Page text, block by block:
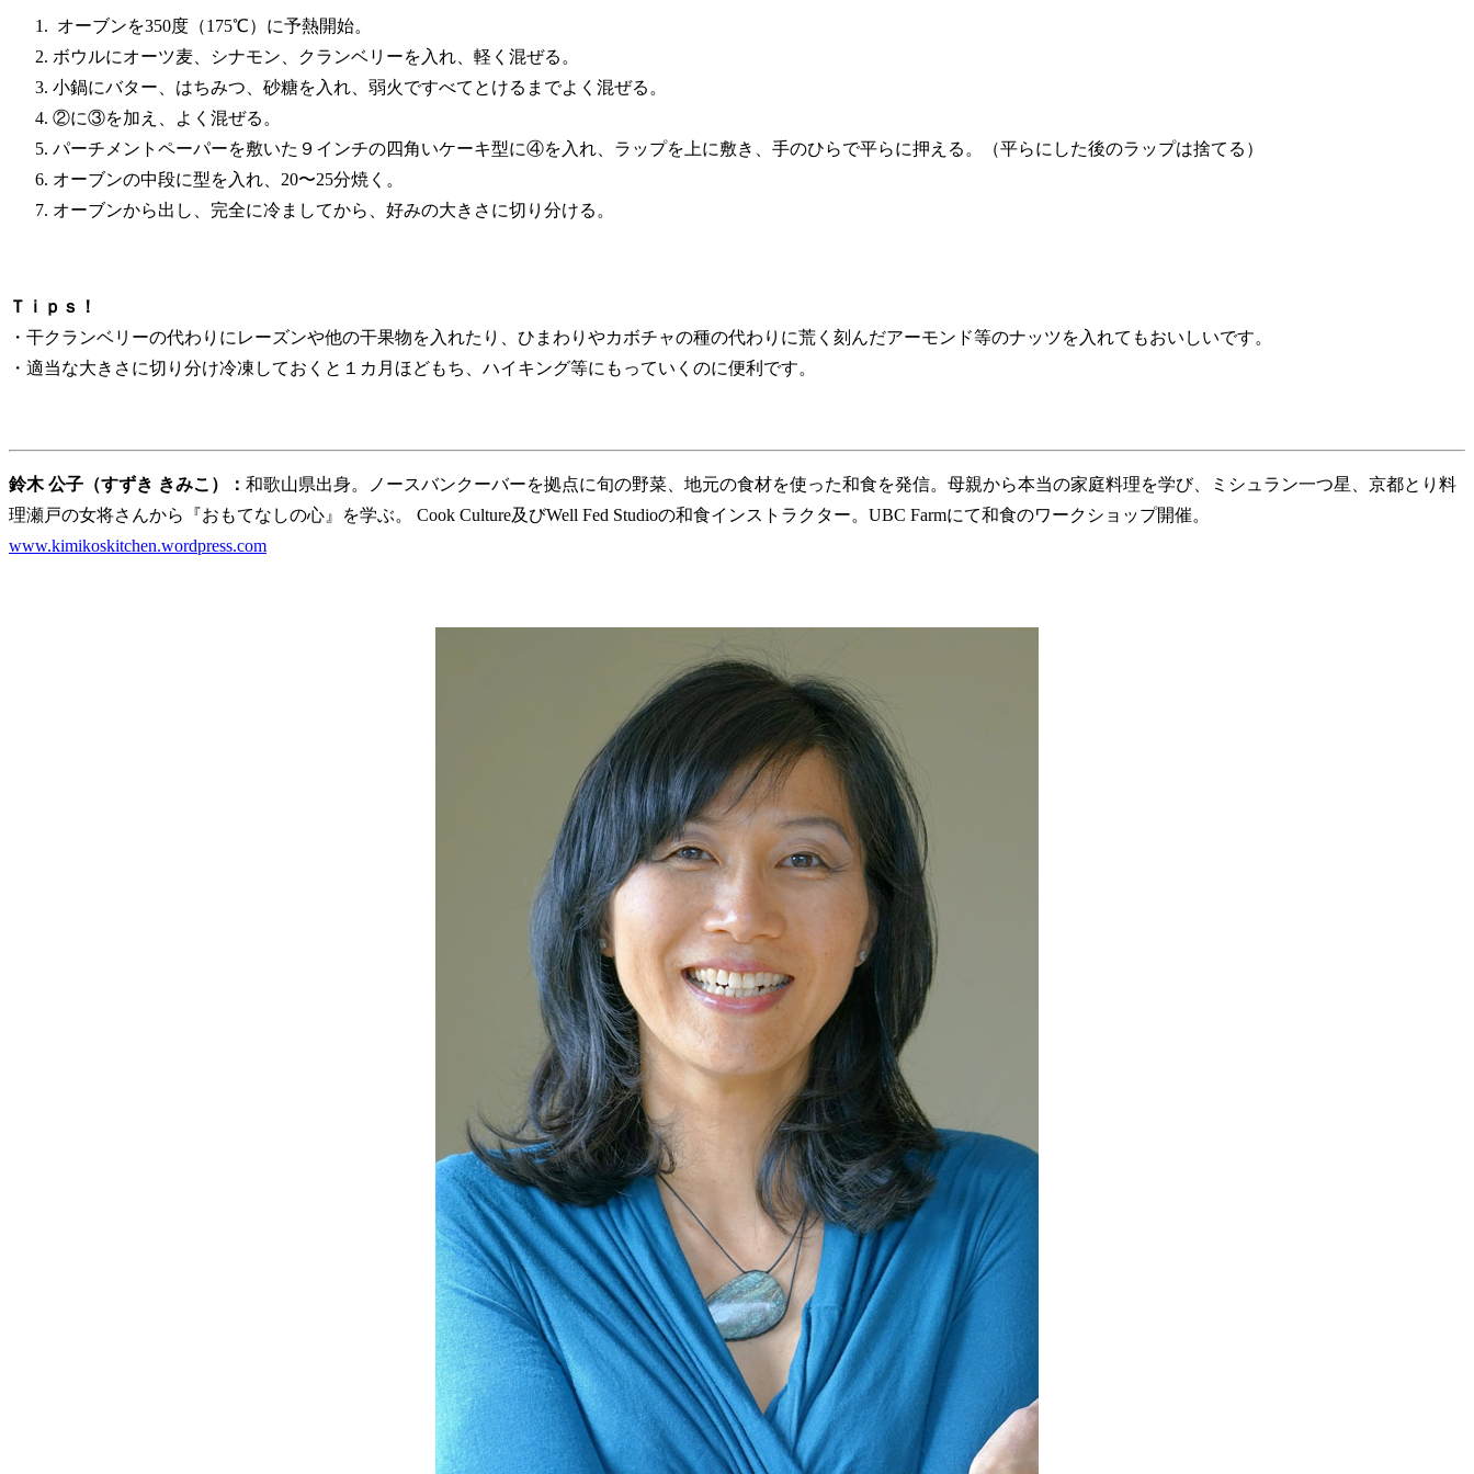
オーブンを350度（175℃）に予熱開始。
ボウルにオーツ麦、シナモン、クランベリーを入れ、軽く混ぜる。
小鍋にバター、はちみつ、砂糖を入れ、弱火ですべてとけるまでよく混ぜる。
②に③を加え、よく混ぜる。
パーチメントペーパーを敷いた９インチの四角いケーキ型に④を入れ、ラップを上に敷き、手のひらで平らに押える。（平らにした後のラップは捨てる）
オーブンの中段に型を入れ、20〜25分焼く。
オーブンから出し、完全に冷ましてから、好みの大きさに切り分ける。
Ｔｉｐｓ！
・干クランベリーの代わりにレーズンや他の干果物を入れたり、ひまわりやカボチャの種の代わりに荒く刻んだアーモンド等のナッツを入れてもおいしいです。
・適当な大きさに切り分け冷凍しておくと１カ月ほどもち、ハイキング等にもっていくのに便利です。
鈴木 公子（すずき きみこ）： 和歌山県出身。ノースバンクーバーを拠点に旬の野菜、地元の食材を使った和食を発信。母親から本当の家庭料理を学び、ミシュラン一つ星、京都とり料
理瀬戸の女将さんから『おもてなしの心』を学ぶ。 Cook Culture及びWell Fed Studioの和食インストラクター。UBC Farmにて和食のワークショップ開催。
www.kimikoskitchen.wordpress.com